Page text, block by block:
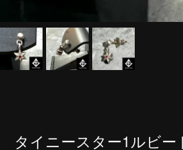
タイニースター1ルビ